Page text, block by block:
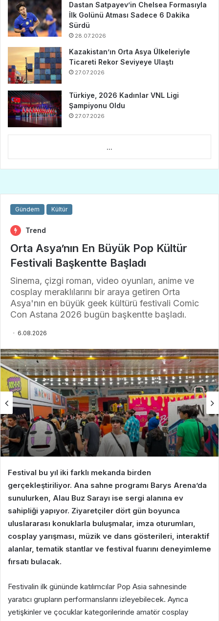
Dastan Satpayev’in Chelsea Formasıyla
İlk Golünü Atması Sadece 6 Dakika
Sürdü
28.07.2026
Kazakistan’ın Orta Asya Ülkeleriyle
Ticareti Rekor Seviyeye Ulaştı
27.07.2026
Türkiye, 2026 Kadınlar VNL Ligi
Şampiyonu Oldu
27.07.2026
...